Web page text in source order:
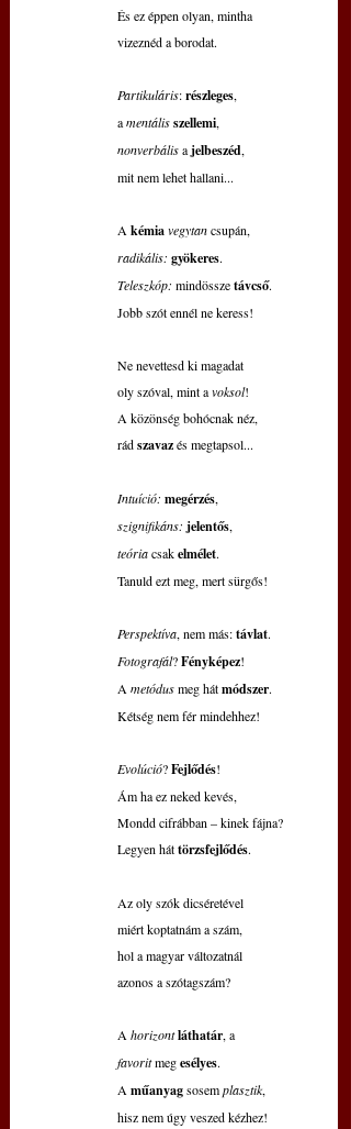
És ez éppen olyan, mintha
vizeznéd a borodat.
Partikuláris: részleges,
a mentális szellemi,
nonverbális a jelbeszéd,
mit nem lehet hallani...
A kémia vegytan csupán,
radikális: gyökeres.
Teleszkóp: mindössze távcső.
Jobb szót ennél ne keress!
Ne nevettesd ki magadat
oly szóval, mint a voksol!
A közönség bohócnak néz,
rád szavaz és megtapsol...
Intuíció: megérzés,
szignifikáns: jelentős,
teória csak elmélet.
Tanuld ezt meg, mert sürgős!
Perspektíva, nem más: távlat.
Fotografál? Fényképez!
A metódus meg hát módszer.
Kétség nem fér mindehhez!
Evolúció? Fejlődés!
Ám ha ez neked kevés,
Mondd cifrábban – kinek fájna?
Legyen hát törzsfejlődés.
Az oly szók dicséretével
miért koptatnám a szám,
hol a magyar változatnál
azonos a szótagszám?
A horizont láthatár, a
favorit meg esélyes.
A műanyag sosem plasztik,
hisz nem úgy veszed kézhez!